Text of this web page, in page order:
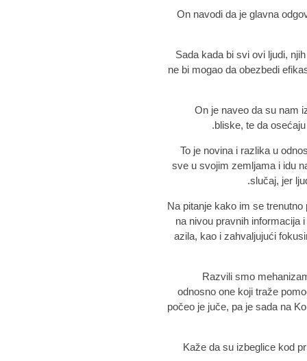
On navodi da je glavna
Sada kada bi svi ovi ljudi,
ne bi mogao da obezbedi
On je naveo da su nam
bliske, te da
"To je novina i razlika u
sve u svojim zemljama i idu
slučaj, jer
Na pitanje kako im se
na nivou pravnih informacija
azila, kao i zahvaljujući
"Razvili smo
odnosno one koji traže
počeo je juče, pa je sada na
Kaže da su izbeglice kod